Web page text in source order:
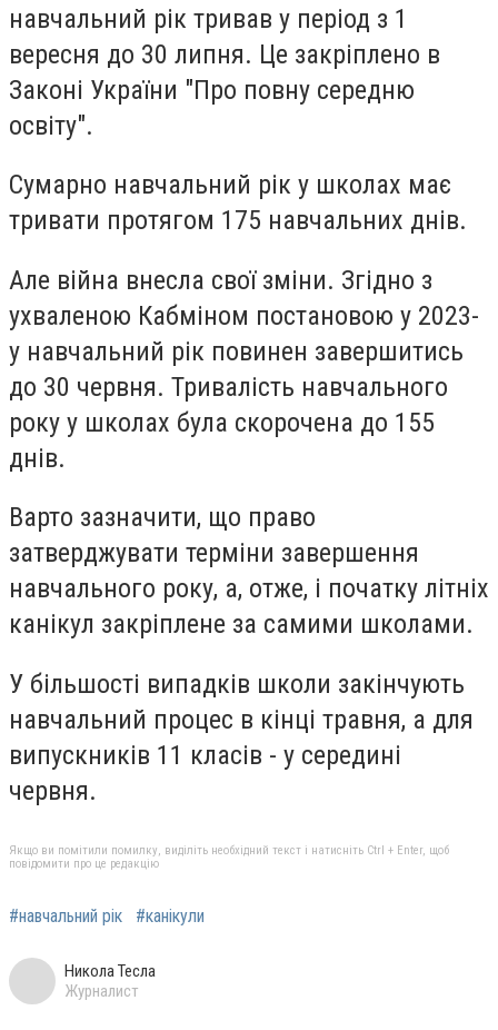
навчальний рік тривав у період з 1
вересня до 30 липня. Це закріплено в
Законі України "Про повну середню
освіту".
Сумарно навчальний рік у школах має
тривати протягом 175 навчальних днів.
Але війна внесла свої зміни. Згідно з
ухваленою Кабміном постановою у 2023-
у навчальний рік повинен завершитись
до 30 червня. Тривалість навчального
року у школах була скорочена до 155
днів.
Варто зазначити, що право
затверджувати терміни завершення
навчального року, а, отже, і початку літніх
канікул закріплене за самими школами.
У більшості випадків школи закінчують
навчальний процес в кінці травня, а для
випускників 11 класів - у середині
червня.
Якщо ви помітили помилку, виділіть необхідний текст і натисніть Ctrl + Enter, щоб
повідомити про це редакцію
#навчальний рік #канікули
Никола Тесла
Журналист